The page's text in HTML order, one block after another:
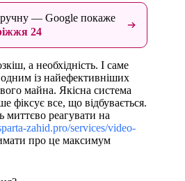
— Google покаже
24
а необхідність. І саме
із найефективніших
майна. Якісна система
фіксує все, що відбувається.
миттєво реагувати на
zahid.pro/services/video-
про це максимум